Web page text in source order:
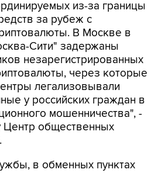
из-за границы
за рубеж с
В Москве в
Сити" задержаны
незарегистрированных
через которые
легализовывали
у российских граждан в
мошенничества", -
Центр общественных
в обменных пунктах